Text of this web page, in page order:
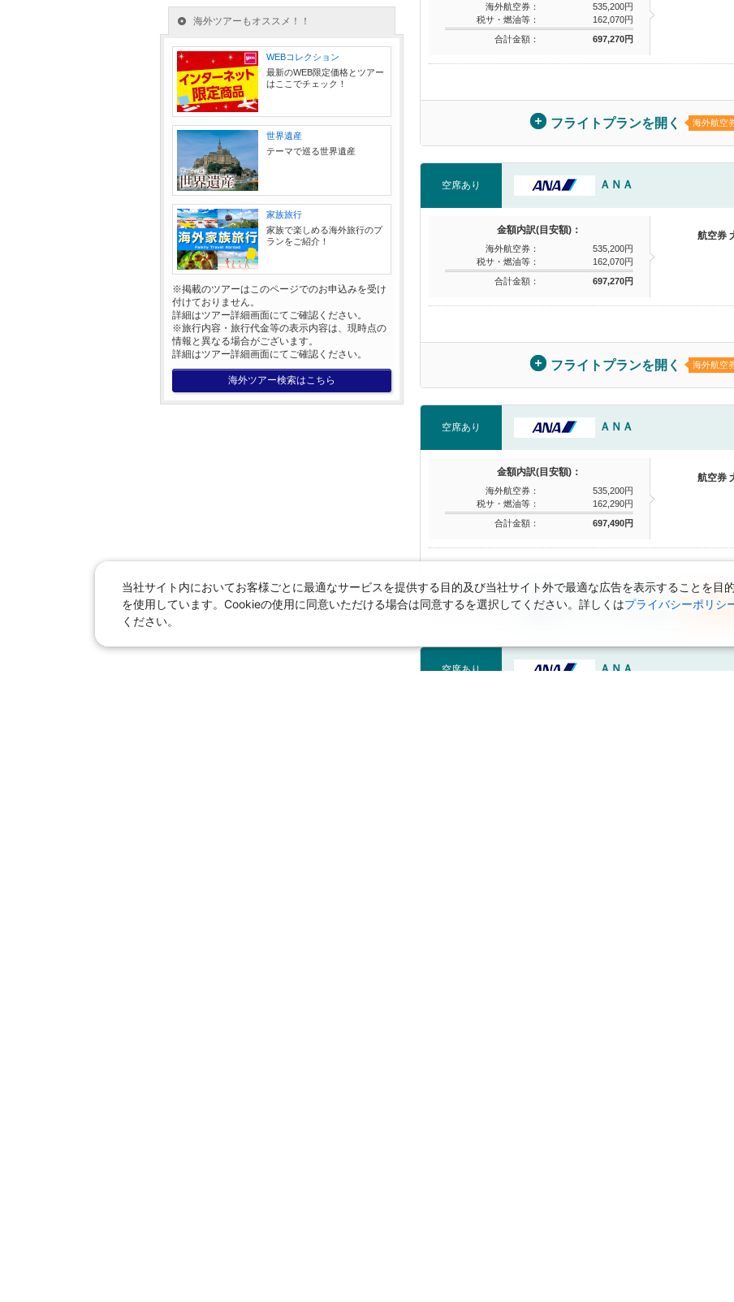
海外航空券：
535,200円
税サ・燃油等：
162,070円
合計金額：
697,270円
フライトプランを開く 海外航空
空席あり ＡＮＡ
金額内訳(目安額)：
海外航空券：
535,200円
税サ・燃油等：
162,070円
合計金額：
697,270円
航空券
フライトプランを開く 海外航空
空席あり ＡＮＡ
金額内訳(目安額)：
海外航空券：
535,200円
税サ・燃油等：
162,290円
合計金額：
697,490円
航空券
フライトプランを開く 海外航空
空席あり ＡＮＡ
海外ツアーもオススメ！！
WEBコレクション
最新のWEB限定価格とツアー
はここでチェック！
世界遺産
テーマで巡る世界遺産
家族旅行
家族で楽しめる海外旅行のプ
ランをご紹介！
※掲載のツアーはこのページでのお申込みを受け
付けておりません。
詳細はツアー詳細画面にてご確認ください。
※旅行内容・旅行代金等の表示内容は、現時点の
情報と異なる場合がございます。
詳細はツアー詳細画面にてご確認ください。
海外ツアー検索はこちら
当社サイト内においてお客様ごとに最適なサービスを提供する目的及び当社サイト外で最適な広告を表示することを目
を使用しています。Cookieの使用に同意いただける場合は同意するを選択してください。詳しくはプライバシーポリシ
ください。